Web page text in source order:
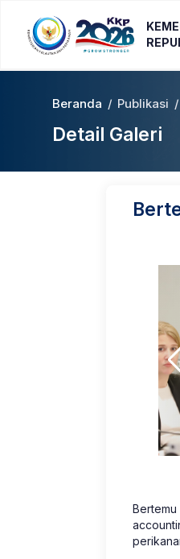
Beranda / Publikasi /
Detail Galeri